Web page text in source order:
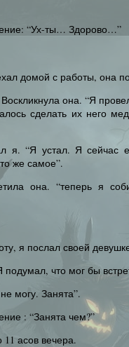
“Ух-ты… Здорово…”
домой с работы, она
она. “Я
сделать их него
я. “Я устал. Я сейчас
же самое”.
она. “теперь я
я послал своей
что мог бы
могу. Занята”.
: “Занята чем?”
асов вечера.